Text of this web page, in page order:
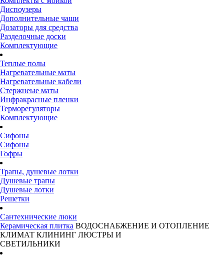
Диспоузеры
Дополнительные чаши
Дозаторы для средства
Разделочные доски
Комплектующие
Теплые полы
Нагревательные маты
Нагревательные кабели
Стержнеые маты
Инфракрасные пленки
Терморегуляторы
Комплектующие
Сифоны
Сифоны
Гофры
Трапы, душевые лотки
Душевые трапы
Душевые лотки
Решетки
Сантехнические люки
Керамическая плитка ВОДОСНАБЖЕНИЕ И ОТОПЛЕНИЕ
КЛИМАТ КЛИНИНГ ЛЮСТРЫ И
СВЕТИЛЬНИКИ